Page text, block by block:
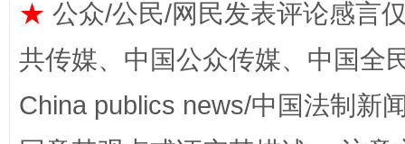
★ 公众/公民/网民发表评论感言
共传媒、中国公众传媒、中国全
China publics news/中国法制新